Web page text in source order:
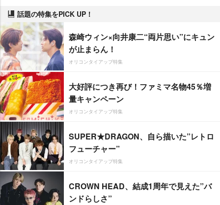
話題の特集をPICK UP！
森崎ウィン×向井康二“両片思い”にキュン
が止まらん！
オリコンタイアップ特集
大好評につき再び！ファミマ名物45％増
量キャンペーン
オリコンタイアップ特集
SUPER★DRAGON、自ら描いた”レトロ
フューチャー”
オリコンタイアップ特集
CROWN HEAD、結成1周年で見えた”バ
ンドらしさ”